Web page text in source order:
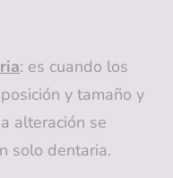
: es cuando los
y tamaño y
alteración se
solo dentaria.